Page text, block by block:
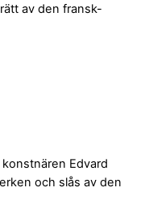
av den fransk-
Edvard
och slås av den